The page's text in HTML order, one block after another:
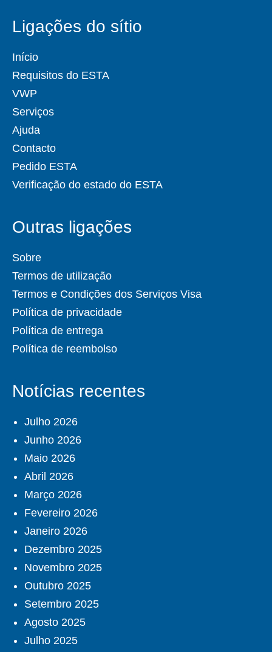
Ligações do sítio
Início
Requisitos do ESTA
VWP
Serviços
Ajuda
Contacto
Pedido ESTA
Verificação do estado do ESTA
Outras ligações
Sobre
Termos de utilização
Termos e Condições dos Serviços Visa
Política de privacidade
Política de entrega
Política de reembolso
Notícias recentes
Julho 2026
Junho 2026
Maio 2026
Abril 2026
Março 2026
Fevereiro 2026
Janeiro 2026
Dezembro 2025
Novembro 2025
Outubro 2025
Setembro 2025
Agosto 2025
Julho 2025